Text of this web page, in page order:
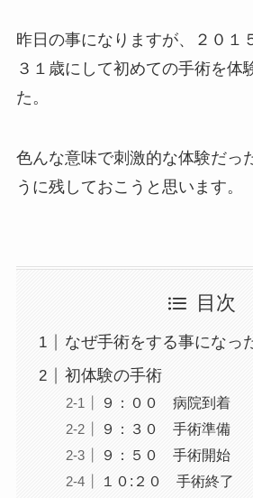
昨日の事になりますが、２０１
３１歳にして初めての手術を体
た。
色んな意味で刺激的な体験だっ
うに残しておこうと思います。
目次
なぜ手術をする事になっ
初体験の手術
９：００ 病院到着
９：３０ 手術準備
９：５０ 手術開始
１０:２０ 手術終了